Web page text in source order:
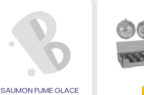
SAUMON FUME GLACE